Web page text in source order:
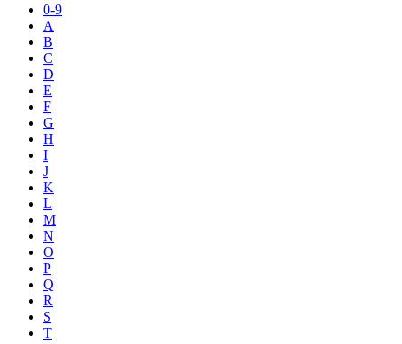
0-9
A
B
C
D
E
F
G
H
I
J
K
L
M
N
O
P
Q
R
S
T